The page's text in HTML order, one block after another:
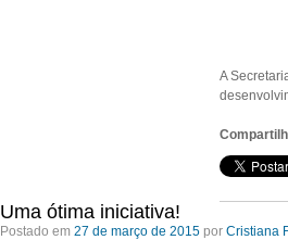
A
Uma ótima iniciativa!
Postado em 27 de março de 2015 por Cristiana